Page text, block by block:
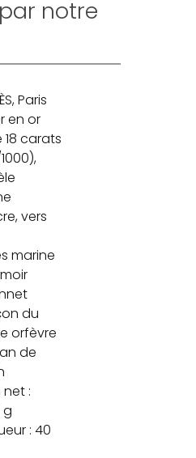
notre
Paris
en or
18 carats
vers
marine
du
orfèvre
de
net :
g
: 40